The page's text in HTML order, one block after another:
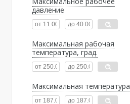
давление
Максимальная рабочая
температура, град.
Максимальная температура